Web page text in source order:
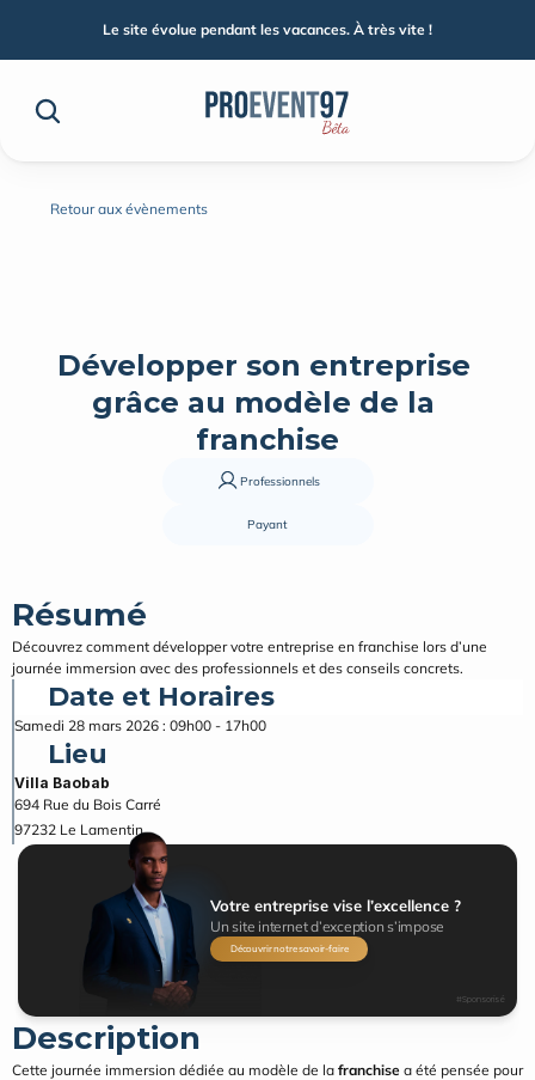
Retour aux évènements
Développer son entreprise
grâce au modèle de la
franchise
Professionnels
Payant
Résumé
Découvrez comment développer votre entreprise en franchise lors d’une
journée immersion avec des professionnels et des conseils concrets.
Date et Horaires
Samedi 28 mars 2026 : 09h00 - 17h00
Lieu
Villa Baobab
694 Rue du Bois Carré
97232 Le Lamentin
Votre entreprise vise l’excellence ?
Un site internet d’exception s’impose
Découvrir notre savoir-faire
#Sponsorisé
Description
Cette journée immersion dédiée au modèle de la franchise a été pensée pour
Le site évolue pendant les vacances. À très vite !